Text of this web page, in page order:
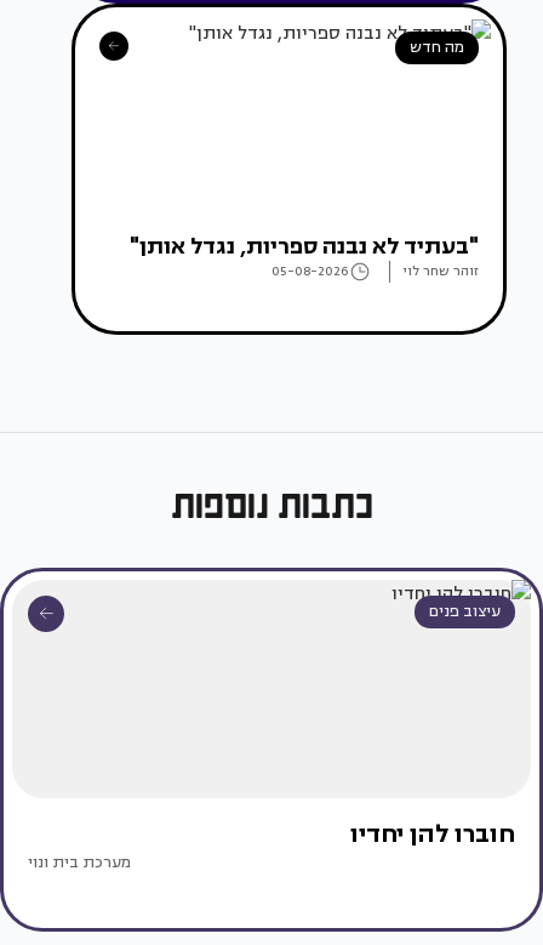
מה חדש
"בעתיד לא נבנה ספריות, נגדל אותן"
זוהר שחר לוי 05-08-2026
כתבות נוספות
עיצוב פנים
חוברו להן יחדיו
מערכת בית ונוי